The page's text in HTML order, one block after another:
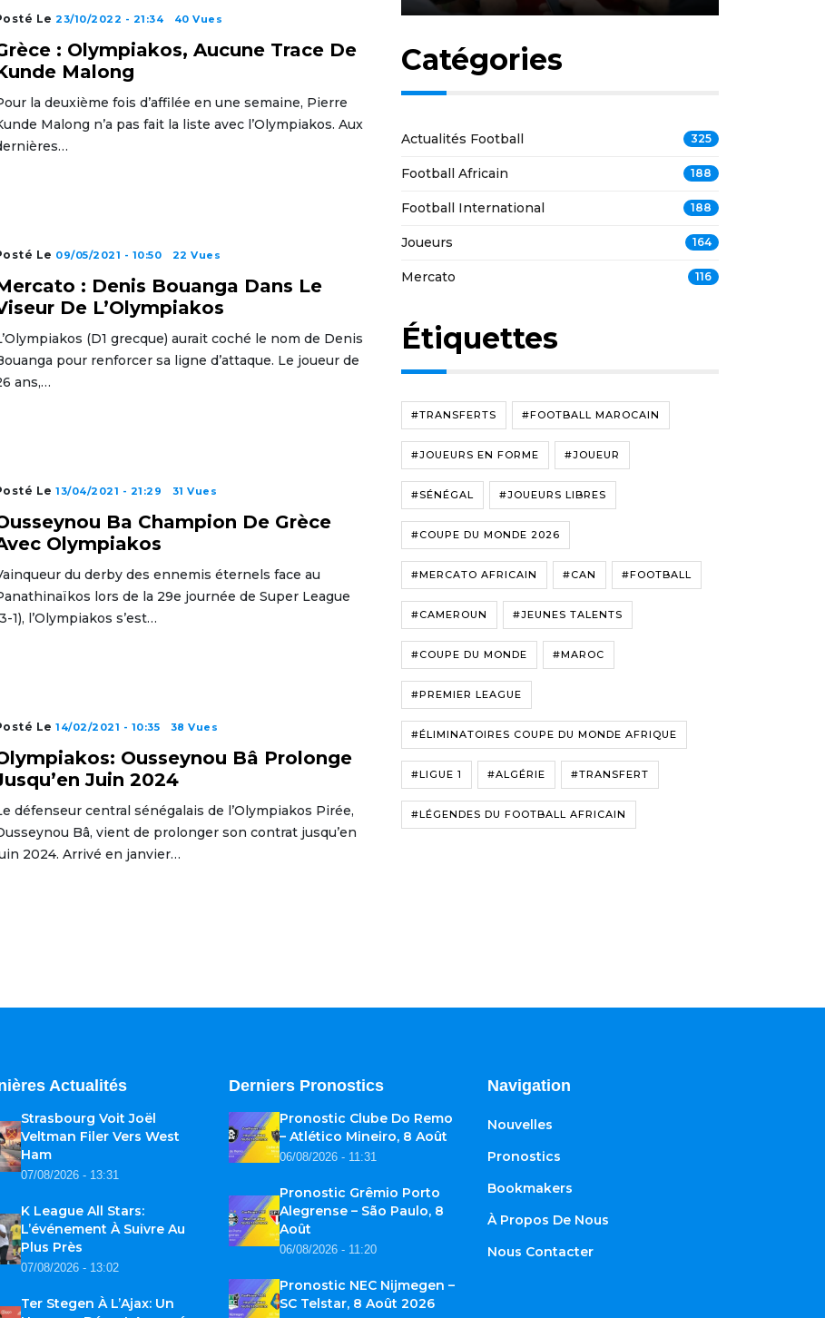
Le23/10/2022 - 21:34 40 Vues
: Olympiakos, Aucune Trace De
Malong
la deuxième fois d’affilée en une semaine, Pierre
Malong n’a pas fait la liste avec l’Olympiakos. Aux
Le 09/05/2021 - 10:50 22 Vues
: Denis Bouanga Dans Le
De L’Olympiakos
(D1 grecque) aurait coché le nom de Denis
pour renforcer sa ligne d’attaque. Le joueur de
ans,…
Le13/04/2021 - 21:29 31 Vues
Ba Champion De Grèce
Olympiakos
du derby des ennemis éternels face au
lors de la 29e journée de Super League
1), l’Olympiakos s’est…
Le14/02/2021 - 10:35 38 Vues
Ousseynou Bâ Prolonge
Juin 2024
défenseur central sénégalais de l’Olympiakos Pirée,
Bâ, vient de prolonger son contrat jusqu’en
2024. Arrivé en janvier…
Catégories
Actualités Football 325
Football Africain 188
Football International 188
Joueurs 164
Mercato 116
Étiquettes
#TRANSFERTS #FOOTBALL MAROCAIN
#JOUEURS EN FORME #JOUEUR
#SÉNÉGAL #JOUEURS LIBRES
#COUPE DU MONDE 2026
#MERCATO AFRICAIN #CAN #FOOTBALL
#CAMEROUN #JEUNES TALENTS
#COUPE DU MONDE #MAROC
#PREMIER LEAGUE
#ÉLIMINATOIRES COUPE DU MONDE AFRIQUE
#LIGUE 1 #ALGÉRIE #TRANSFERT
#LÉGENDES DU FOOTBALL AFRICAIN
Actualités
Strasbourg Voit Joël
Veltman Filer Vers West
Ham
07/08/2026 - 13:31
K League All Stars:
L’événement À Suivre Au
Plus Près
07/08/2026 - 13:02
Ter Stegen À L’Ajax: Un
Derniers Pronostics
Pronostic Clube Do Remo
– Atlético Mineiro, 8 Août
06/08/2026 - 11:31
Pronostic Grêmio Porto
Alegrense – São Paulo, 8
Août
06/08/2026 - 11:20
Pronostic NEC Nijmegen –
SC Telstar, 8 Août 2026
Navigation
Nouvelles
Pronostics
Bookmakers
À Propos De Nous
Nous Contacter